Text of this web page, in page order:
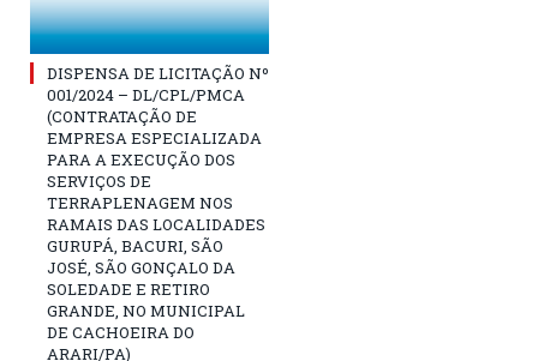
DISPENSA DE LICITAÇÃO Nº
001/2024 – DL/CPL/PMCA
(CONTRATAÇÃO DE
EMPRESA ESPECIALIZADA
PARA A EXECUÇÃO DOS
SERVIÇOS DE
TERRAPLENAGEM NOS
RAMAIS DAS LOCALIDADES
GURUPÁ, BACURI, SÃO
JOSÉ, SÃO GONÇALO DA
SOLEDADE E RETIRO
GRANDE, NO MUNICIPAL
DE CACHOEIRA DO
ARARI/PA)